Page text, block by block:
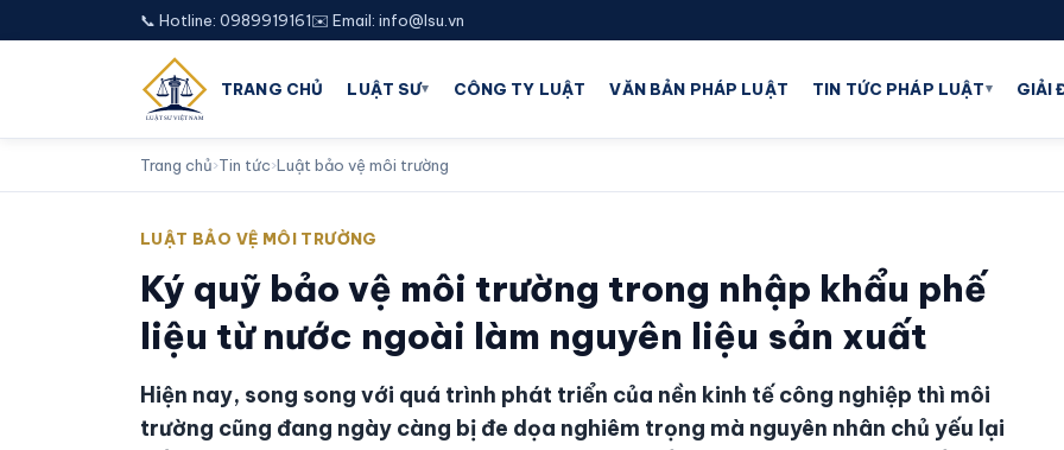
📞 Hotline: 0989919161✉️ Email: info@lsu.vn
TRANG CHỦ LUẬT SƯ▾ CÔNG TY LUẬT VĂN BẢN PHÁP LUẬT TIN TỨC PHÁP LUẬT▾ GIẢI
Trang chủ›Tin tức›Luật bảo vệ môi trường
LUẬT BẢO VỆ MÔI TRƯỜNG
Ký quỹ bảo vệ môi trường trong nhập khẩu phế
liệu từ nước ngoài làm nguyên liệu sản xuất
Hiện nay, song song với quá trình phát triển của nền kinh tế công nghiệp thì môi
trường cũng đang ngày càng bị đe dọa nghiêm trọng mà nguyên nhân chủ yếu lại